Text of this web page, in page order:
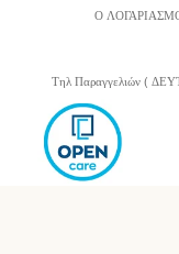
Ο
Τηλ Παραγγελιών (